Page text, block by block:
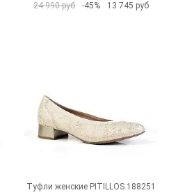
24 990 руб
-45% 13 745 руб
Туфли женские PITILLOS 188251